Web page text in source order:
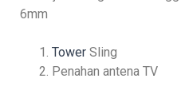
6mm
Tower Sling
Penahan antena TV